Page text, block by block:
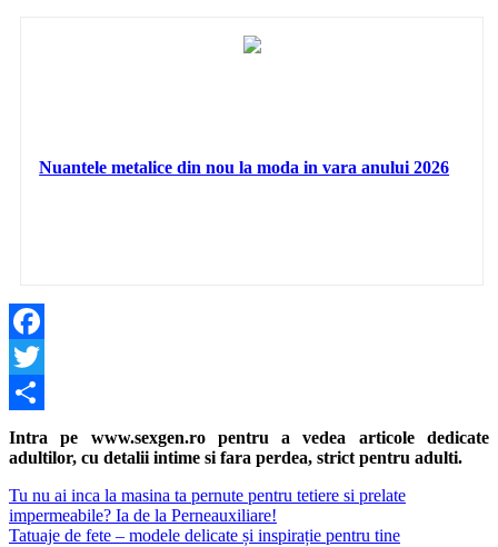
Nuantele metalice din nou la moda in vara anului 2026
Facebook
Twitter
Share
Intra pe www.sexgen.ro pentru a vedea articole dedicate
adultilor, cu detalii intime si fara perdea, strict pentru adulti.
Navigare
în
Previous
Post:
Tu nu ai inca la masina ta pernute pentru tetiere si prelate
impermeabile? Ia de la Perneauxiliare!
Next
Tatuaje de fete – modele delicate și inspirație pentru tine